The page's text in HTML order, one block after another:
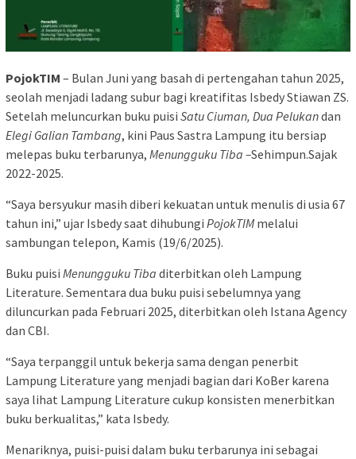
PojokTIM – Bulan Juni yang basah di pertengahan tahun 2025,
seolah menjadi ladang subur bagi kreatifitas Isbedy Stiawan ZS.
Setelah meluncurkan buku puisi Satu Ciuman, Dua Pelukandan
Elegi Galian Tambang, kini Paus Sastra Lampung itu bersiap
melepas buku terbarunya, Menungguku Tiba –Sehimpun.Sajak
2022-2025.
“Saya bersyukur masih diberi kekuatan untuk menulis di usia 67
tahun ini,” ujar Isbedy saat dihubungi PojokTIM melalui
sambungan telepon, Kamis (19/6/2025).
Buku puisi Menungguku Tiba diterbitkan oleh Lampung
Literature. Sementara dua buku puisi sebelumnya yang
diluncurkan pada Februari 2025, diterbitkan oleh Istana Agency
dan CBI.
“Saya terpanggil untuk bekerja sama dengan penerbit
Lampung Literature yang menjadi bagian dari KoBer karena
saya lihat Lampung Literature cukup konsisten menerbitkan
buku berkualitas,” kata Isbedy.
Menariknya, puisi-puisi dalam buku terbarunya ini sebagai